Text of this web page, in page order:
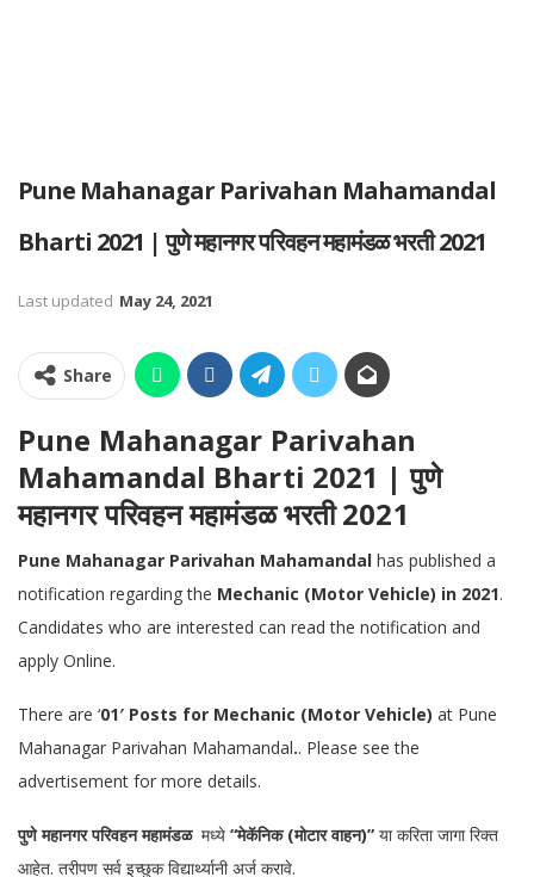
Pune Mahanagar Parivahan Mahamandal
Bharti 2021 | पुणे महानगर परिवहन महामंडळ भरती 2021
Last updated May 24, 2021
Share
Pune Mahanagar Parivahan
Mahamandal Bharti 2021 | पुणे
महानगर परिवहन महामंडळ भरती 2021
Pune Mahanagar Parivahan Mahamandal has published a
notification regarding the Mechanic (Motor Vehicle) in 2021.
Candidates who are interested can read the notification and
apply Online.
There are ‘01′ Posts for Mechanic (Motor Vehicle) at Pune
Mahanagar Parivahan Mahamandal.. Please see the
advertisement for more details.
पुणे महानगर परिवहन महामंडळ मध्ये “मेकॅनिक (मोटार वाहन)” या करिता जागा रिक्त
आहेत. तरीपण सर्व इच्छुक विद्यार्थ्यानी अर्ज करावे.